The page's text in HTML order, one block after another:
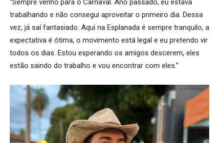
“Sempre venho para o Carnaval. Ano passado, eu estava
trabalhando e não consegui aproveitar o primeiro dia. Dessa
vez, já saí fantasiado. Aqui na Esplanada é sempre tranquilo, a
expectativa é ótima, o movimento está legal e eu pretendo vir
todos os dias. Estou esperando os amigos descerem, eles
estão saindo do trabalho e vou encontrar com eles.”